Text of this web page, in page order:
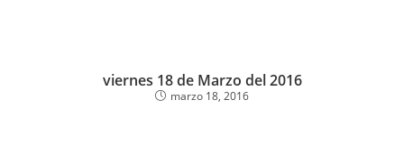
viernes 18 de Marzo del 2016
marzo 18, 2016